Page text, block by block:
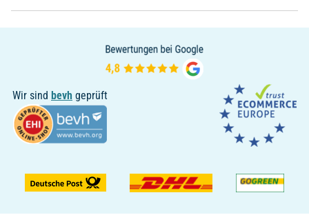
Wir sind bevh geprüft